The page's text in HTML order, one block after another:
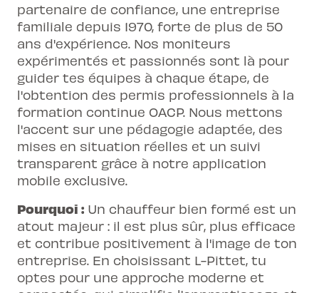
partenaire de confiance, une entreprise
familiale depuis 1970, forte de plus de 50
ans d'expérience. Nos moniteurs
expérimentés et passionnés sont là pour
guider tes équipes à chaque étape, de
l'obtention des permis professionnels à la
formation continue OACP. Nous mettons
l'accent sur une pédagogie adaptée, des
mises en situation réelles et un suivi
transparent grâce à notre application
mobile exclusive.
Pourquoi : Un chauffeur bien formé est un
atout majeur : il est plus sûr, plus efficace
et contribue positivement à l'image de ton
entreprise. En choisissant L-Pittet, tu
optes pour une approche moderne et